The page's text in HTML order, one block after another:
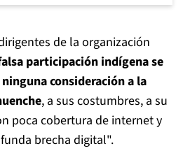
de la organización
participación indígena se
consideración a la
, a sus costumbres, a su
poca cobertura de internet y
brecha digital".